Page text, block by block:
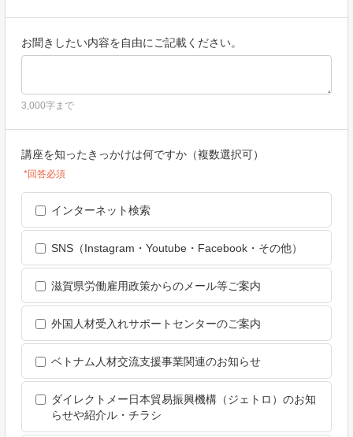
お聞きしたい内容を自由にご記載ください。
3,000字まで
講座を知ったきっかけは何ですか（複数選択可）
*回答必須
インターネット検索
SNS（Instagram・Youtube・Facebook・その他）
滋賀県労働雇用政策からのメール等ご案内
外国人材受入れサポートセンターのご案内
ベトナム人材交流支援事業関連のお知らせ
ダイレクトメー日本貿易振興機構（ジェトロ）のお知
らせや紹介ル・チラシ